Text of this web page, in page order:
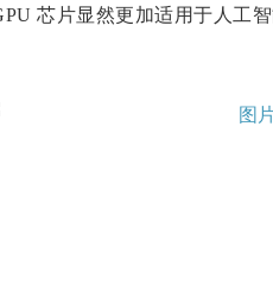
芯片显然更加适用于人工智